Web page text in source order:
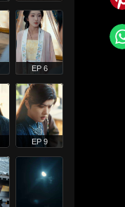
EP 6
EP 9